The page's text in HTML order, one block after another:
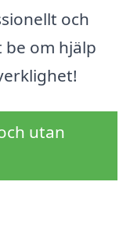
och
om hjälp
utan